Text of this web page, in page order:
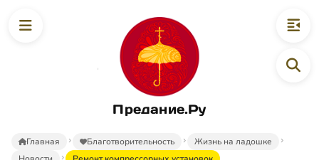
Предание.Ру
Главная Благотворительность
Жизнь на ладошке